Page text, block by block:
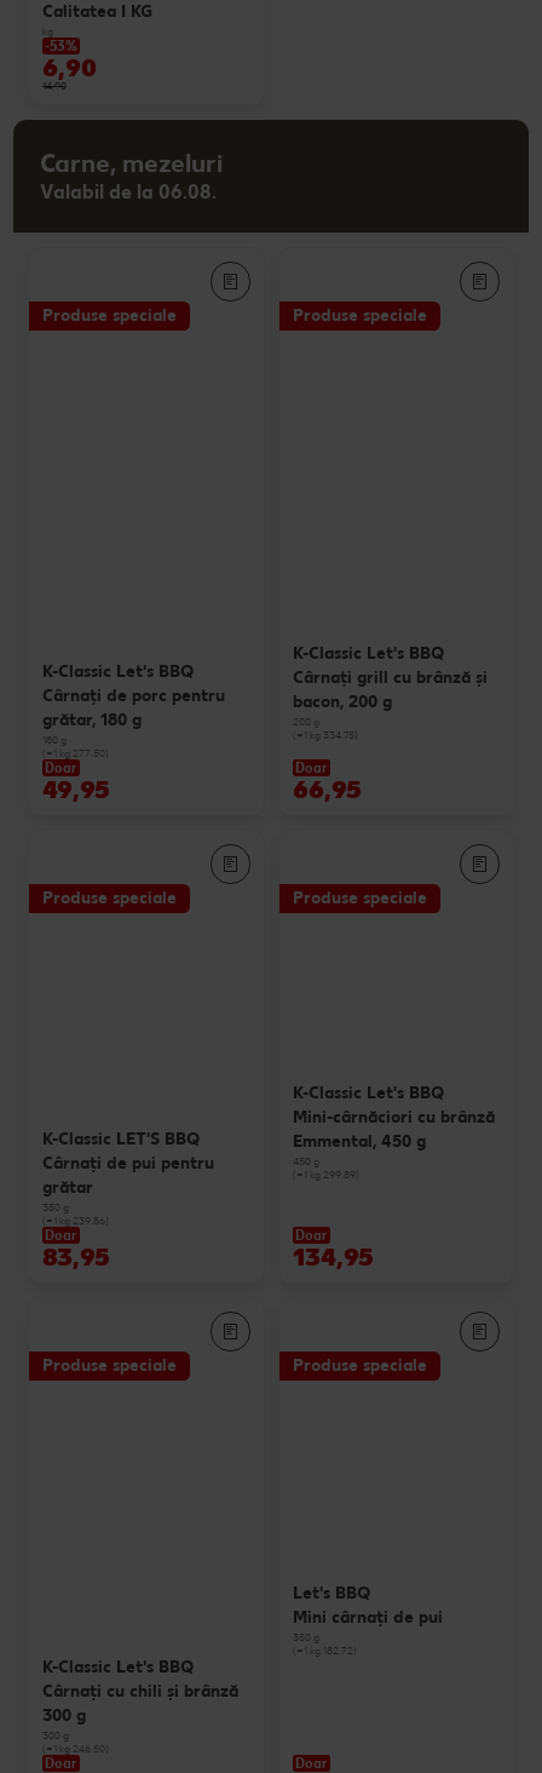
Calitatea I KG
kg
-53%
6,90
14,90
Carne, mezeluri
Valabil de la 06.08.
Produse speciale
K-Classic Let's BBQ
Cârnaţi de porc pentru
grătar, 180 g
180 g
(=1 kg 277.50)
Doar
49,95
Produse speciale
K-Classic Let's BBQ
Cârnaţi grill cu brânză și
bacon, 200 g
200 g
(=1 kg 334.75)
Doar
66,95
Produse speciale
K-Classic LET'S BBQ
Cârnaţi de pui pentru
grătar
350 g
(=1 kg 239.86)
Doar
83,95
Produse speciale
K-Classic Let's BBQ
Mini-cârnăciori cu brânză
Emmental, 450 g
450 g
(=1 kg 299.89)
Doar
134,95
Produse speciale
K-Classic Let's BBQ
Cârnați cu chili și brânză
300 g
300 g
(=1 kg 246.50)
Doar
Produse speciale
Let's BBQ
Mini cârnaţi de pui
350 g
(=1 kg 182.72)
Doar